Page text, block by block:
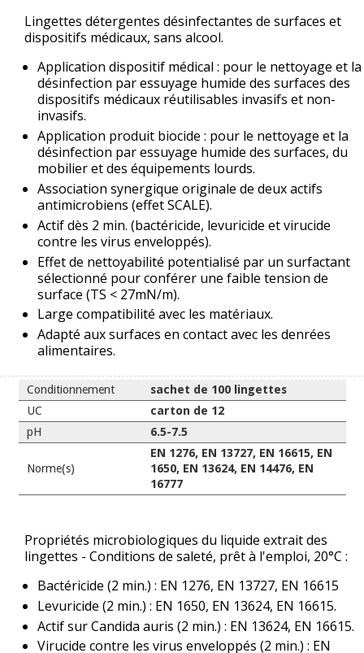
Lingettes détergentes désinfectantes de surfaces et
dispositifs médicaux, sans alcool.
Application dispositif médical : pour le nettoyage et la
désinfection par essuyage humide des surfaces des
dispositifs médicaux réutilisables invasifs et non-
invasifs.
Application produit biocide : pour le nettoyage et la
désinfection par essuyage humide des surfaces, du
mobilier et des équipements lourds.
Association synergique originale de deux actifs
antimicrobiens (effet SCALE).
Actif dès 2 min. (bactéricide, levuricide et virucide
contre les virus enveloppés).
Effet de nettoyabilité potentialisé par un surfactant
sélectionné pour conférer une faible tension de
surface (TS < 27mN/m).
Large compatibilité avec les matériaux.
Adapté aux surfaces en contact avec les denrées
alimentaires.
Conditionnement
sachet de 100 lingettes
UC
carton de 12
pH
6.5-7.5
Norme(s)
EN 1276, EN 13727, EN 16615, EN
1650, EN 13624, EN 14476, EN
16777
Propriétés microbiologiques du liquide extrait des
lingettes - Conditions de saleté, prêt à l'emploi, 20°C :
Bactéricide (2 min.) : EN 1276, EN 13727, EN 16615
Levuricide (2 min.) : EN 1650, EN 13624, EN 16615.
Actif sur Candida auris (2 min.) : EN 13624, EN 16615.
Virucide contre les virus enveloppés (2 min.) : EN